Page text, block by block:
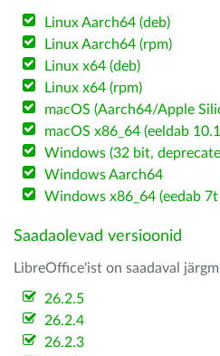
Linux Aarch64 (deb)
Linux Aarch64 (rpm)
Linux x64 (deb)
Linux x64 (rpm)
macOS (Aarch64/Apple
macOS x86_64 (eeldab
Windows (32 bit,
Windows Aarch64
Windows x86_64 (eedab
Saadaolevad versioonid
LibreOffice'ist on saadaval
26.2.5
26.2.4
26.2.3